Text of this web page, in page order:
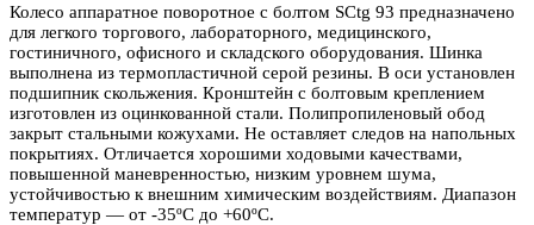
Колесо аппаратное поворотное с болтом SCtg 93 предназначено
для легкого торгового, лабораторного, медицинского,
гостиничного, офисного и складского оборудования. Шинка
выполнена из термопластичной серой резины. В оси установлен
подшипник скольжения. Кронштейн с болтовым креплением
изготовлен из оцинкованной стали. Полипропиленовый обод
закрыт стальными кожухами. Не оставляет следов на напольных
покрытиях. Отличается хорошими ходовыми качествами,
повышенной маневренностью, низким уровнем шума,
устойчивостью к внешним химическим воздействиям. Диапазон
температур — от -35ºC до +60ºC.